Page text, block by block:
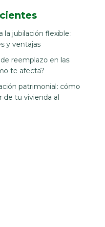
la jubilación flexible:
y ventajas
reemplazo en las
te afecta?
patrimonial: cómo
de tu vivienda al